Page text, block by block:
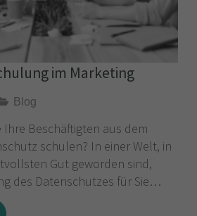
im Marketing
Blog
Beschäftigten aus dem
schulen? In einer Welt, in
Gut geworden sind,
des Datenschutzes für Sie…